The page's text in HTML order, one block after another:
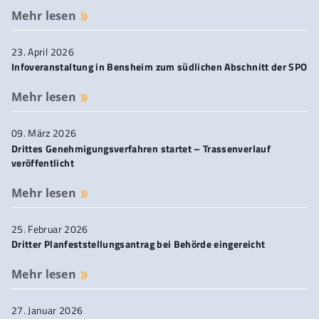
Mehr lesen
23. April 2026
Infoveranstaltung in Bensheim zum südlichen Abschnitt der SPO
Mehr lesen
09. März 2026
Drittes Genehmigungsverfahren startet – Trassenverlauf
veröffentlicht
Mehr lesen
25. Februar 2026
Dritter Planfeststellungsantrag bei Behörde eingereicht
Mehr lesen
27. Januar 2026